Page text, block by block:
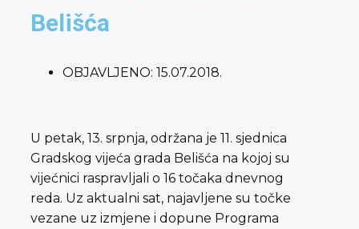
Belišća
OBJAVLJENO: 15.07.2018.
U petak, 13. srpnja, održana je 11. sjednica
Gradskog vijeća grada Belišća na kojoj su
vijećnici raspravljali o 16 točaka dnevnog
reda. Uz aktualni sat, najavljene su točke
vezane uz izmjene i dopune Programa